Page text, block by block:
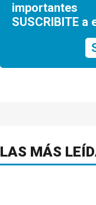
importantes
SUSCRIBITE
LAS MÁS